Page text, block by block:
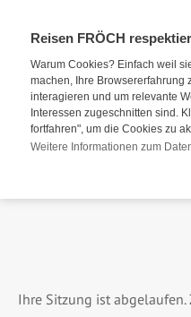
Reisen FRÖCH
Warum Cookies? Einfach weil
machen, Ihre Browsererfahrung
interagieren und um relevante
Interessen zugeschnitten sind.
fortfahren", um die Cookies zu
Weitere Informationen zum
Ihre Sitzung ist abgelaufen.